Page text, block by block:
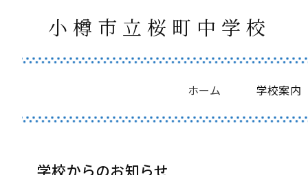
小樽市立桜町中学校
ホーム 学校案内
学校からのお知らせ